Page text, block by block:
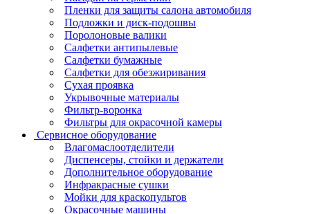
Пленки для защиты салона автомобиля
Подложки и диск-подошвы
Поролоновые валики
Салфетки антипылевые
Салфетки бумажные
Салфетки для обезжиривания
Сухая проявка
Укрывочные материалы
Фильтр-воронка
Фильтры для окрасочной камеры
Сервисное оборудование
Влагомаслоотделители
Диспенсеры, стойки и держатели
Дополнительное оборудование
Инфракрасные сушки
Мойки для краскопультов
Окрасочные машины